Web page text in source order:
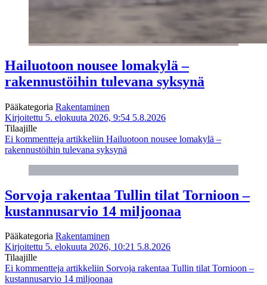
Hailuotoon nousee lomakylä –
rakennustöihin tulevana syksynä
Pääkategoria Rakentaminen
Kirjoitettu 5. elokuuta 2026, 9:54 5.8.2026
Tilaajille
Ei kommentteja artikkeliin Hailuotoon nousee lomakylä –
rakennustöihin tulevana syksynä
Sorvoja rakentaa Tullin tilat Tornioon –
kustannusarvio 14 miljoonaa
Pääkategoria Rakentaminen
Kirjoitettu 5. elokuuta 2026, 10:21 5.8.2026
Tilaajille
Ei kommentteja artikkeliin Sorvoja rakentaa Tullin tilat Tornioon –
kustannusarvio 14 miljoonaa